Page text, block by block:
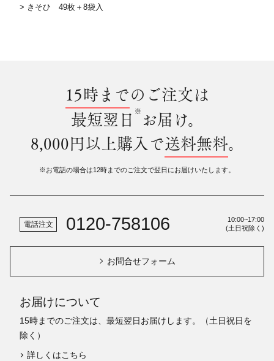
> きそひ 49枚＋8袋入
15時までのご注文は
最短翌日 ※ お届け。
8,000円以上購入で送料無料。
※お電話の場合は12時までのご注文で翌日にお届けいたします。
電話注文 0120-758106
10:00~17:00
(土日祝除く)
お問合せフォーム
お届けについて
15時までのご注文は、最短翌日お届けします。（土日祝日を
除く）
詳しくはこちら